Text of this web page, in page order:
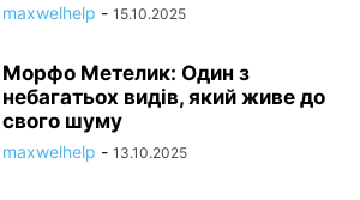
maxwelhelp - 15.10.2025
Морфо Метелик: Один з
небагатьох видів, який живе до
свого шуму
maxwelhelp - 13.10.2025